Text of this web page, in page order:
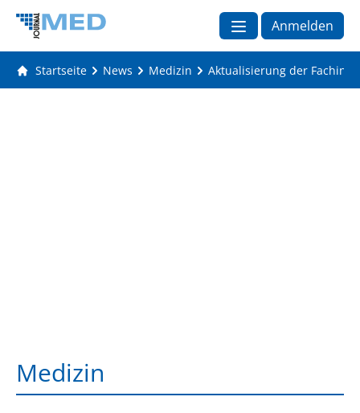
Anmelden
Startseite News Medizin Aktualisierung der
Medizin